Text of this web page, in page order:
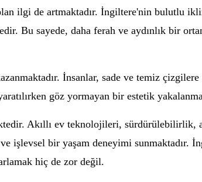
ilgi de artmaktadır. İngiltere'nin bulutlu
Bu sayede, daha ferah ve aydınlık bir
İnsanlar, sade ve temiz
göz yormayan bir estetik
Akıllı ev teknolojileri, sürdürülebilirlik,
işlevsel bir yaşam deneyimi sunmaktadır.
hiç de zor değil.